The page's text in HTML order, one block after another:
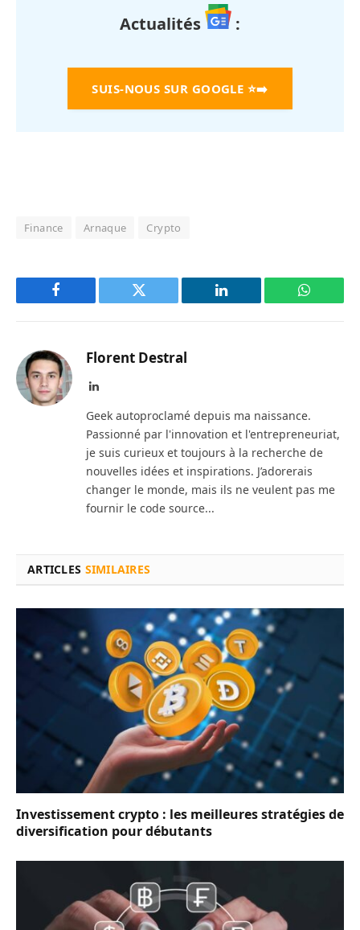
Actualités
:
SUIS-NOUS SUR GOOGLE ⭐➡️
Finance Arnaque Crypto
Facebook Twitter LinkedIn
Florent Destral
LinkedIn
Geek autoproclamé depuis ma naissance.
Passionné par l'innovation et l'entrepreneuriat,
je suis curieux et toujours à la recherche de
nouvelles idées et inspirations. J’adorerais
changer le monde, mais ils ne veulent pas me
fournir le code source...
ARTICLES SIMILAIRES
Investissement crypto : les meilleures stratégies de
diversification pour débutants